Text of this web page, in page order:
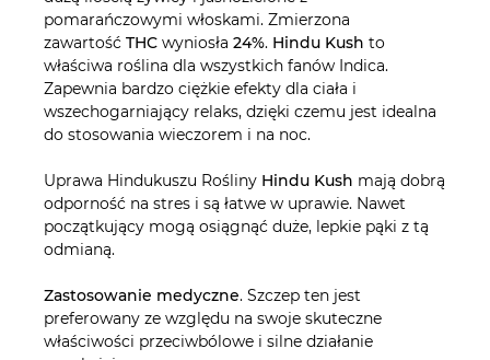
pomarańczowymi włoskami. Zmierzona
zawartość THC wyniosła 24%. Hindu Kush to
właściwa roślina dla wszystkich fanów Indica.
Zapewnia bardzo ciężkie efekty dla ciała i
wszechogarniający relaks, dzięki czemu jest idealna
do stosowania wieczorem i na noc.
Uprawa Hindukuszu Rośliny Hindu Kush mają dobrą
odporność na stres i są łatwe w uprawie. Nawet
początkujący mogą osiągnąć duże, lepkie pąki z tą
odmianą.
Zastosowanie medyczne. Szczep ten jest
preferowany ze względu na swoje skuteczne
właściwości przeciwbólowe i silne działanie